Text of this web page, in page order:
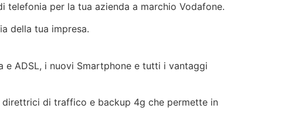
per la tua azienda a marchio Vodafone.
della tua impresa.
ADSL, i nuovi Smartphone e tutti i vantaggi
di traffico e backup 4g che permette in